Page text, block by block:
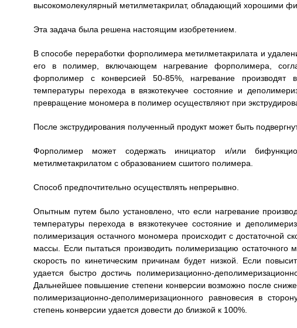
высокомолекулярный метилметакрилат, обладающий хорошими
Эта задача была решена настоящим изобретением.
В способе переработки форполимера метилметакрилата и
его в полимер, включающем нагревание форполимера,
форполимер с конверсией 50-85%, нагревание
температуры перехода в вязкотекучее состояние и
превращение мономера в полимер осуществляют при
После экструдирования полученный продукт может быть
Форполимер может содержать инициатор и/или
метилметакрилатом с образованием сшитого полимера.
Способ предпочтительно осуществлять непрерывно.
Опытным путем было установлено, что если нагревание
температуры перехода в вязкотекучее состояние и
полимеризация остачного мономера происходит с достаточной
массы. Если пытаться производить полимеризацию
скорость по кинетическим причинам будет низкой. Если
удается быстро достичь полимеризационно-
Дальнейшее повышение степени конверсии возможно после
полимеризационно-деполимеризационного равновесия в
степень конверсии удается довести до близкой к 100%.